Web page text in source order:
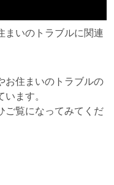
いのトラブルに関連
住まいのトラブルの
ます。
覧になってみてくだ